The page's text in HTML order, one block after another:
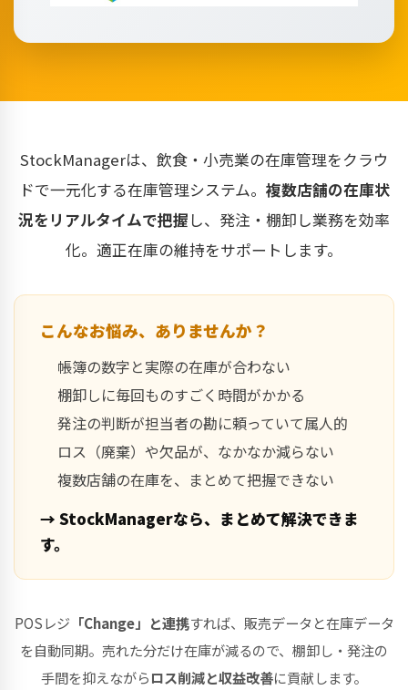
StockManagerは、飲食・小売業の在庫管理をクラウ
ドで一元化する在庫管理システム。 複数店舗の在庫状
況をリアルタイムで把握 し、発注・棚卸し業務を効率
化。適正在庫の維持をサポートします。
こんなお悩み、ありませんか？
帳簿の数字と実際の在庫が合わない
棚卸しに毎回ものすごく時間がかかる
発注の判断が担当者の勘に頼っていて属人的
ロス（廃棄）や欠品が、なかなか減らない
複数店舗の在庫を、まとめて把握できない
→ StockManagerなら、まとめて解決できま
す。
POSレジ 「Change」と連携すれば、販売データと在庫データ
を自動同期。売れた分だけ在庫が減るので、棚卸し・発注の
手間を抑えながらロス削減と収益改善に貢献します。